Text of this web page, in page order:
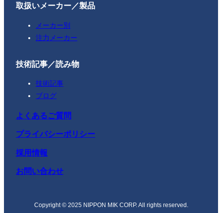
取扱いメーカー／製品
メーカー別
注力メーカー
技術記事／読み物
技術記事
ブログ
よくあるご質問
プライバシーポリシー
採用情報
お問い合わせ
Copyright © 2025 NIPPON MIK CORP. All rights reserved.